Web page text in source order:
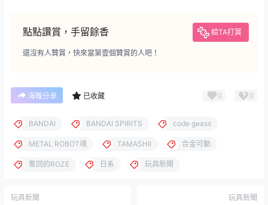
點點讚賞，手留餘香 給TA打賞
還沒有人贊賞，快來當第壹個贊賞的人吧！
海報分享 已收藏 0 0
BANDAI BANDAI SPIRITS code geass
METAL ROBOT魂 TAMASHII 合金可動
奪回的ROZE 日系 玩具新聞
玩具新聞 玩具新聞